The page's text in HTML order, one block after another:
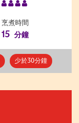
烹煮時間
15 分鐘
少於30分鐘